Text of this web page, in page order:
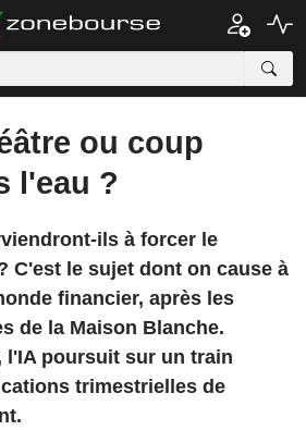
ou coup
l'eau ?
ils à forcer le
C'est le sujet dont on cause à
financier, après les
de la Maison Blanche.
l'IA poursuit sur un train
trimestrielles de